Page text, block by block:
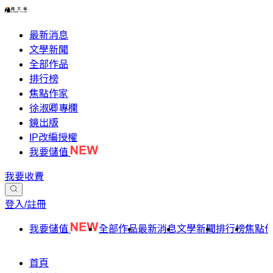
最新消息
文學新聞
全部作品
排行榜
焦點作家
徐淑卿專欄
鏡出版
IP改編授權
我要儲值
我要收費
登入/註冊
我要儲值 全部作品最新消息文學新聞排行榜焦點
首頁